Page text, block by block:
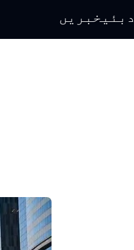
دبئیخبریں